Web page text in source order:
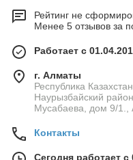
Рейтинг не
Менее 5 отзывов за
Работает с
г. Алматы
Республика
Наурызбайский
Мусабаева, дом 9/1.,
Контакты
Сегодня работает с